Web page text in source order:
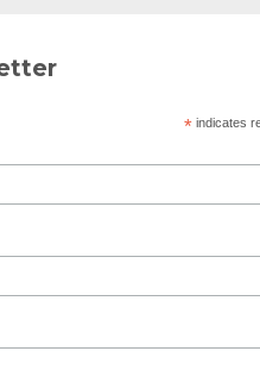
*indicates